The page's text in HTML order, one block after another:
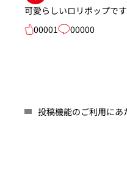
可愛らしいロリポップで
00001
00000
投稿機能のご利用にあ